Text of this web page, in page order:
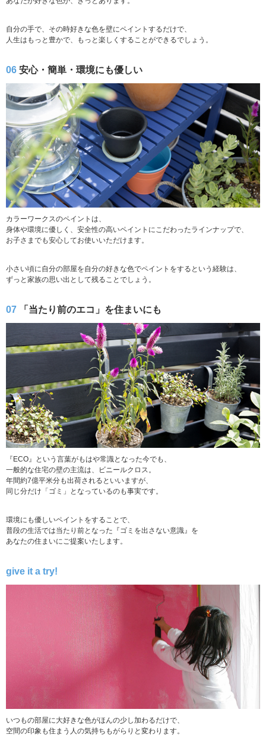
自分の手で、その時好きな色を壁にペイントするだけで、
人生はもっと豊かで、もっと楽しくすることができるでしょう。
06 安心・簡単・環境にも優しい
カラーワークスのペイントは、
身体や環境に優しく、安全性の高いペイントにこだわったラインナップで、
お子さまでも安心してお使いいただけます。
小さい頃に自分の部屋を自分の好きな色でペイントをするという経験は、
ずっと家族の思い出として残ることでしょう。
07 「当たり前のエコ」を住まいにも
『ECO』という言葉がもはや常識となった今でも、
一般的な住宅の壁の主流は、ビニールクロス。
年間約7億平米分も出荷されるといいますが、
同じ分だけ「ゴミ」となっているのも事実です。
環境にも優しいペイントをすることで、
普段の生活では当たり前となった『ゴミを出さない意識』を
あなたの住まいにご提案いたします。
give it a try!
いつもの部屋に大好きな色がほんの少し加わるだけで、
空間の印象も住まう人の気持ちもがらりと変わります。